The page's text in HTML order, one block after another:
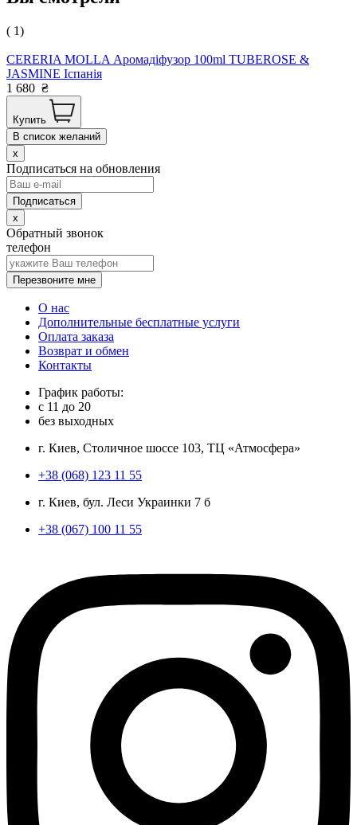
( 1)
CERERIA MOLLA Аромадіфузор 100ml TUBEROSE &
JASMINE Іспанія
1 680 ₴
Купить
В список желаний
x
Подписаться на обновления
x
Обратный звонок
телефон
Перезвоните мне
О нас
Дополнительные бесплатные услуги
Оплата заказа
Возврат и обмен
Контакты
График работы:
с 11 до 20
без выходных
г. Киев, Столичное шоссе 103, ТЦ «Атмосфера»
+38 (068) 123 11 55
г. Киев, бул. Леси Украинки 7 б
+38 (067) 100 11 55